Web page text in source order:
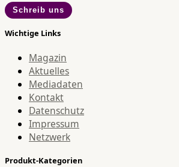
Schreib uns
Wichtige Links
Magazin
Aktuelles
Mediadaten
Kontakt
Datenschutz
Impressum
Netzwerk
Produkt-Kategorien